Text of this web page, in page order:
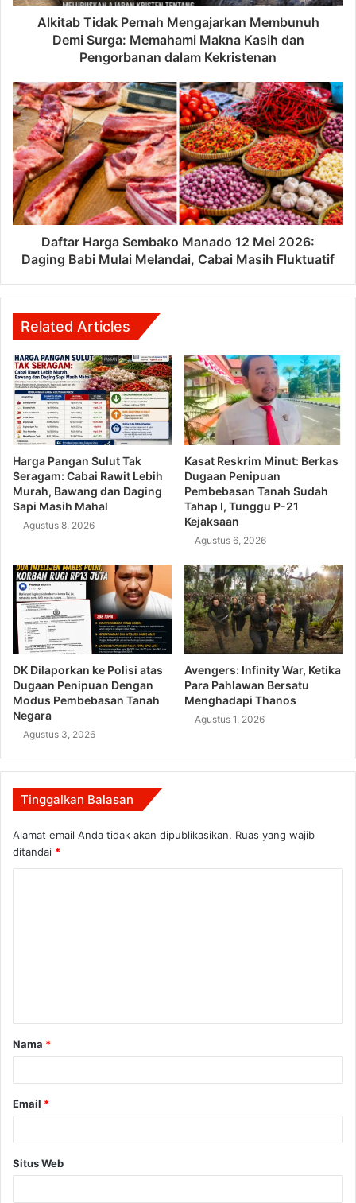
Alkitab Tidak Pernah Mengajarkan Membunuh
Demi Surga: Memahami Makna Kasih dan
Pengorbanan dalam Kekristenan
Daftar Harga Sembako Manado 12 Mei 2026:
Daging Babi Mulai Melandai, Cabai Masih Fluktuatif
Related Articles
Harga Pangan Sulut Tak
Seragam: Cabai Rawit Lebih
Murah, Bawang dan Daging
Sapi Masih Mahal
Agustus 8, 2026
Kasat Reskrim Minut: Berkas
Dugaan Penipuan
Pembebasan Tanah Sudah
Tahap I, Tunggu P-21
Kejaksaan
Agustus 6, 2026
DK Dilaporkan ke Polisi atas
Dugaan Penipuan Dengan
Modus Pembebasan Tanah
Negara
Agustus 3, 2026
Avengers: Infinity War, Ketika
Para Pahlawan Bersatu
Menghadapi Thanos
Agustus 1, 2026
Tinggalkan Balasan
Alamat email Anda tidak akan dipublikasikan. Ruas yang wajib
ditandai *
a
r
Nama *
Email *
Situs Web